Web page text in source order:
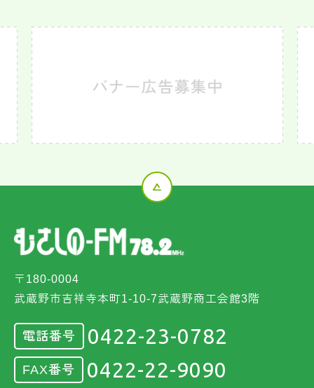
〒180-0004
武蔵野市吉祥寺本町1-10-7武蔵野商工会館3階
電話番号 0422-23-0782
FAX番号 0422-22-9090